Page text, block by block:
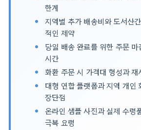
한계
지역별 추가 배송비와 도서산
적인 제약
당일 배송 완료를 위한 주문 마
시간
화환 주문 시 가격대 형성과 재
대형 연합 플랫폼과 지역 개인
장단점
온라인 샘플 사진과 실제 수령
극복 요령